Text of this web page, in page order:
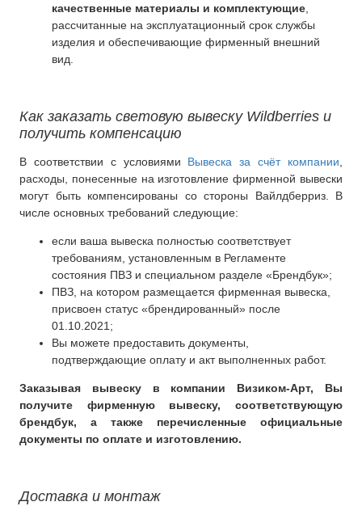
качественные материалы и комплектующие
рассчитанные на эксплуатационный срок службы
изделия и обеспечивающие фирменный внешний
вид.
Как заказать световую вывеску Wildberries и
получить компенсацию
В соответствии с условиями Вывеска за счёт компании,
расходы, понесенные на изготовление фирменной вывески
могут быть компенсированы со стороны Вайлдберриз. В
числе основных требований следующие:
если ваша вывеска полностью соответствует
требованиям, установленным в Регламенте
состояния ПВЗ и специальном разделе «Брендбук»;
ПВЗ, на котором размещается фирменная вывеска,
присвоен статус «брендированный» после
01.10.2021;
Вы можете предоставить документы,
подтверждающие оплату и акт выполненных работ.
Заказывая вывеску в компании Визиком-Арт, Вы
получите фирменную вывеску, соответствующую
брендбук, а также перечисленные официальные
документы по оплате и изготовлению.
Доставка и монтаж